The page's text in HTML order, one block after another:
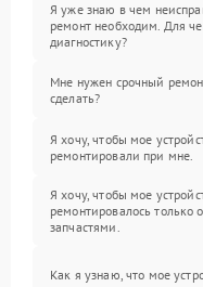
Я уже знаю в чем
ремонт необходим. Для
диагностику?
Мне нужен срочный
сделать?
Я хочу, чтобы мое
ремонтировали при мне.
Я хочу, чтобы мое
ремонтировалось только
запчастями.
Как я узнаю, что мое